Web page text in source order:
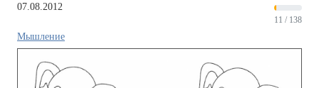
07.08.2012
11 / 138
Мышление